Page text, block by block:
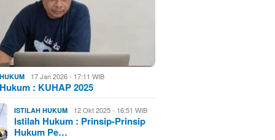
17 Jan 2026 - 17:11 WIB
: KUHAP 2025
ISTILAH HUKUM 12 Okt 2025 - 16:51 WIB
Istilah Hukum : Prinsip-Prinsip
Hukum Pe…